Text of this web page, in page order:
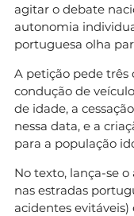
agitar o debate
autonomia
portuguesa olha
A petição pede três
condução de
de idade, a
nessa data, e a
para a população
No texto, lança-se o
nas estradas
acidentes evitáveis)